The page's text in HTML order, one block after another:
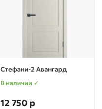
Стефани-2 Авангард
В наличии ✓
12 750 р